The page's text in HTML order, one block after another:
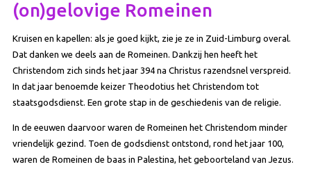
(on)gelovige Romeinen
Kruisen en kapellen: als je goed kijkt, zie je ze in Zuid-Limburg overal.
Dat danken we deels aan de Romeinen. Dankzij hen heeft het
Christendom zich sinds het jaar 394 na Christus razendsnel verspreid.
In dat jaar benoemde keizer Theodotius het Christendom tot
staatsgodsdienst. Een grote stap in de geschiedenis van de religie.
In de eeuwen daarvoor waren de Romeinen het Christendom minder
vriendelijk gezind. Toen de godsdienst ontstond, rond het jaar 100,
waren de Romeinen de baas in Palestina, het geboorteland van Jezus.